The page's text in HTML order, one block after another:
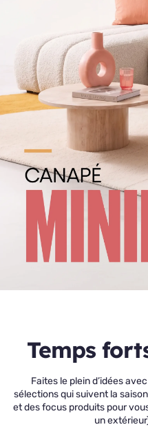
Temps
Faites le plein d’idées
sélections qui suivent la
et des focus produits pour
un